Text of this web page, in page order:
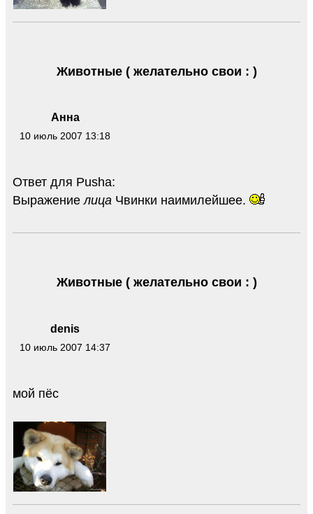
Анна
10 июль 2007 13:18
Животные ( желательно свои : )
Ответ для Pusha:
Выражениелица Чвинки наимилейшее.
denis
10 июль 2007 14:37
Животные ( желательно свои : )
мой пёс